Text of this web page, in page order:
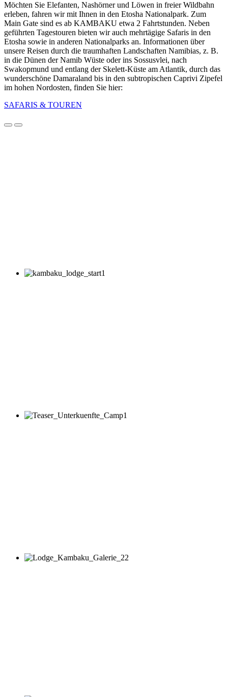
Möchten Sie Elefanten, Nashörner und Löwen in freier Wildbahn
erleben, fahren wir mit Ihnen in den Etosha Nationalpark. Zum
Main Gate sind es ab KAMBAKU etwa 2 Fahrtstunden. Neben
geführten Tagestouren bieten wir auch mehrtägige Safaris in den
Etosha sowie in anderen Nationalparks an. Informationen über
unsere Reisen durch die traumhaften Landschaften Namibias, z. B.
in die Dünen der Namib Wüste oder ins Sossusvlei, nach
Swakopmund und entlang der Skelett-Küste am Atlantik, durch das
wunderschöne Damaraland bis in den subtropischen Caprivi Zipefel
im hohen Nordosten, finden Sie hier:
SAFARIS & TOUREN